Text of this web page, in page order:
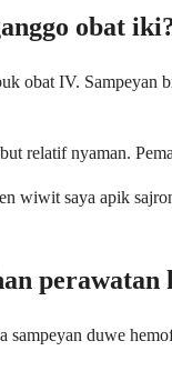
obat
obat IV.
relatif nyaman.
wiwit saya apik
perawatan
sampeyan duwe